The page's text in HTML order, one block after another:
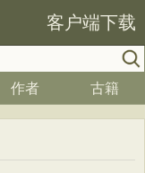
客户端下载
作者 古籍